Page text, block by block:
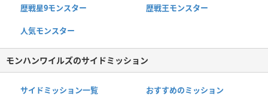
歴戦星9モンスター 歴戦王モンスター
人気モンスター
モンハンワイルズのサイドミッション
サイドミッション一覧 おすすめのミッション